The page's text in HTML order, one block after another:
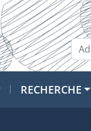
RECHERCHE